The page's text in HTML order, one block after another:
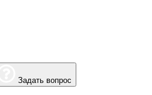
Задать вопрос